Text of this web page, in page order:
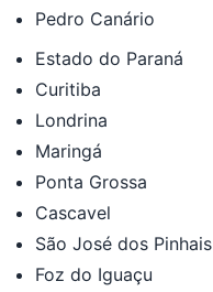
Pedro Canário
Estado do Paraná
Curitiba
Londrina
Maringá
Ponta Grossa
Cascavel
São José dos Pinhais
Foz do Iguaçu